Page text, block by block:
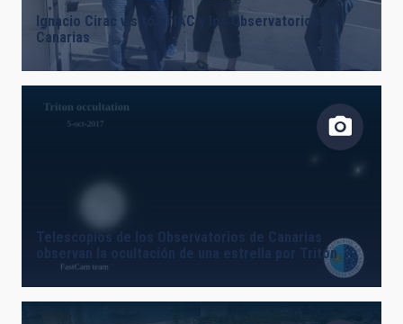
Ignacio Cirac visitó el IAC y los Observatorios de
Canarias
Telescopios de los Observatorios de Canarias
observan la ocultación de una estrella por Tritón